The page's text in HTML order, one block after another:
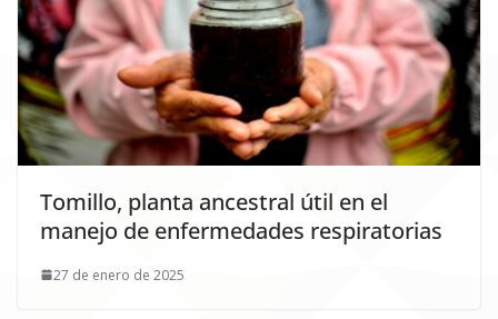
Tomillo, planta ancestral útil en el
manejo de enfermedades respiratorias
27 de enero de 2025